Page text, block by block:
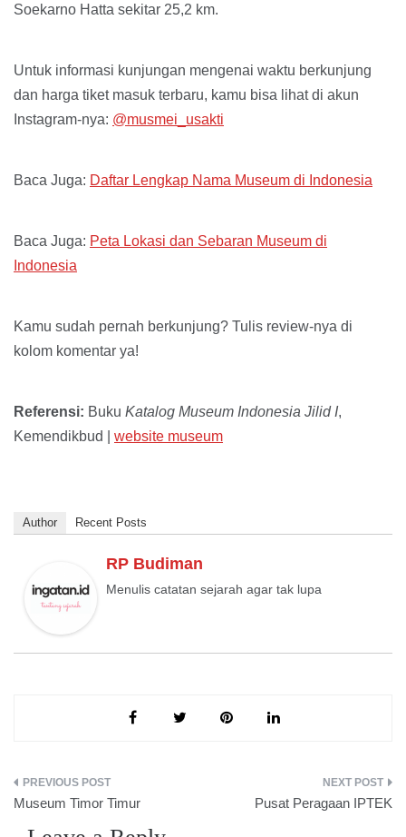
Soekarno Hatta sekitar 25,2 km.
Untuk informasi kunjungan mengenai waktu berkunjung
dan harga tiket masuk terbaru, kamu bisa lihat di akun
Instagram-nya: @musmei_usakti
Baca Juga: Daftar Lengkap Nama Museum di Indonesia
Baca Juga: Peta Lokasi dan Sebaran Museum di
Indonesia
Kamu sudah pernah berkunjung? Tulis review-nya di
kolom komentar ya!
Referensi: Buku Katalog Museum Indonesia Jilid I,
Kemendikbud | website museum
Author Recent Posts
RP Budiman
Menulis catatan sejarah agar tak lupa
Post
navigation
Museum Timor Timur Pusat Peragaan IPTEK